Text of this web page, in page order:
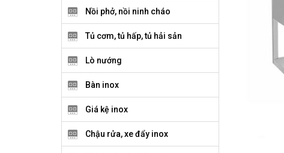
Nồi phở, nồi ninh cháo
Tủ cơm, tủ hấp, tủ hải sản
Lò nướng
Bàn inox
Giá kệ inox
Chậu rửa, xe đẩy inox